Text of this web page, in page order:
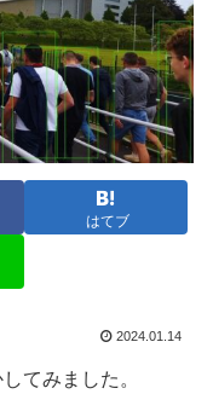
はてブ
2024.01.14
てみました。